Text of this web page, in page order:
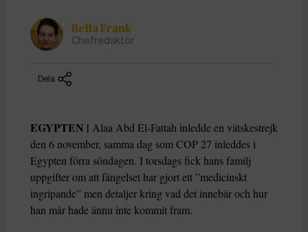
Bella Frank
Chefredaktör
Dela
EGYPTEN | Alaa Abd El-Fattah inledde en vätskestrejk
den 6 november, samma dag som COP 27 inleddes i
Egypten förra söndagen. I torsdags fick hans familj
uppgifter om att fängelset har gjort ett ”medicinskt
ingripande” men detaljer kring vad det innebär och hur
han mår hade ännu inte kommit fram.